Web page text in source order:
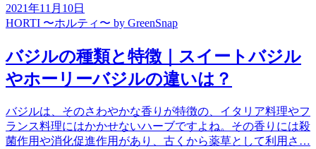
2021年11月10日
HORTI 〜ホルティ〜 by GreenSnap
バジルの種類と特徴｜スイートバジル
やホーリーバジルの違いは？
バジルは、そのさわやかな香りが特徴の、イタリア料理やフ
ランス料理にはかかせないハーブですよね。その香りには殺
菌作用や消化促進作用があり、古くから薬草として利用さ…